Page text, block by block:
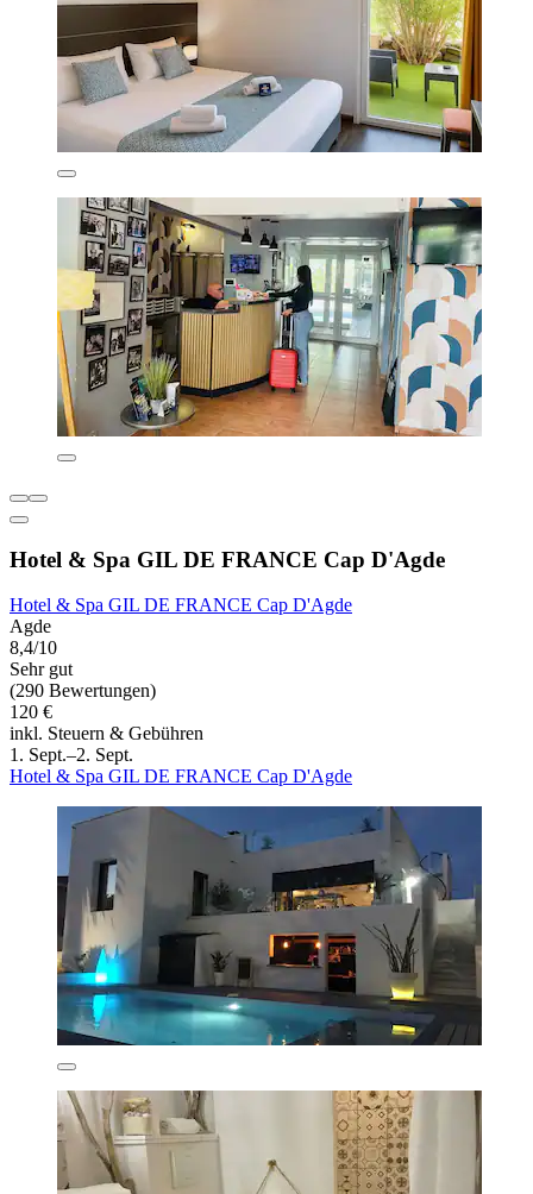
Hotel & Spa GIL DE FRANCE Cap D'Agde
Hotel & Spa GIL DE FRANCE Cap D'Agde
Agde
8,4/10
Sehr gut
(290 Bewertungen)
120 €
inkl. Steuern & Gebühren
1. Sept.–2. Sept.
Hotel & Spa GIL DE FRANCE Cap D'Agde